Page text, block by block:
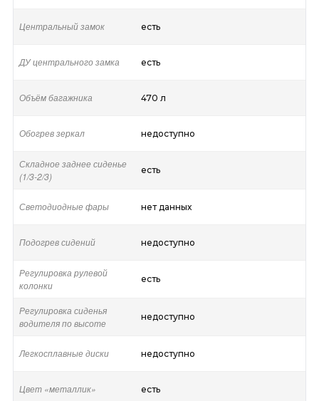
Центральный замок есть
ДУ центрального замка есть
Объём багажника 470 л
Обогрев зеркал недоступно
Складное заднее сиденье
(1/3-2/3)
есть
Светодиодные фары нет данных
Подогрев сидений недоступно
Регулировка рулевой
колонки
есть
Регулировка сиденья
водителя по высоте
недоступно
Легкосплавные диски недоступно
Цвет «металлик» есть